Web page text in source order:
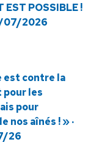
EST POSSIBLE !
07/2026
est contre la
pour les
pour
nos aînés ! » ·
26